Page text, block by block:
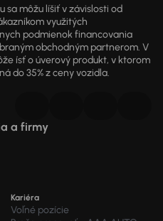
sa môžu líšiť v závislosti od
využitých
podmienok financovania
obchodným partnerom. V
ísť o úverový produkt, v ktorom
do 35% z ceny vozidla.
a firmy
Kariéra
Voľné pozície